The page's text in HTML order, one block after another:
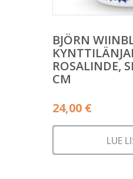
BJÖRN
ROSALINDE,
CM
24,00 €
LUE